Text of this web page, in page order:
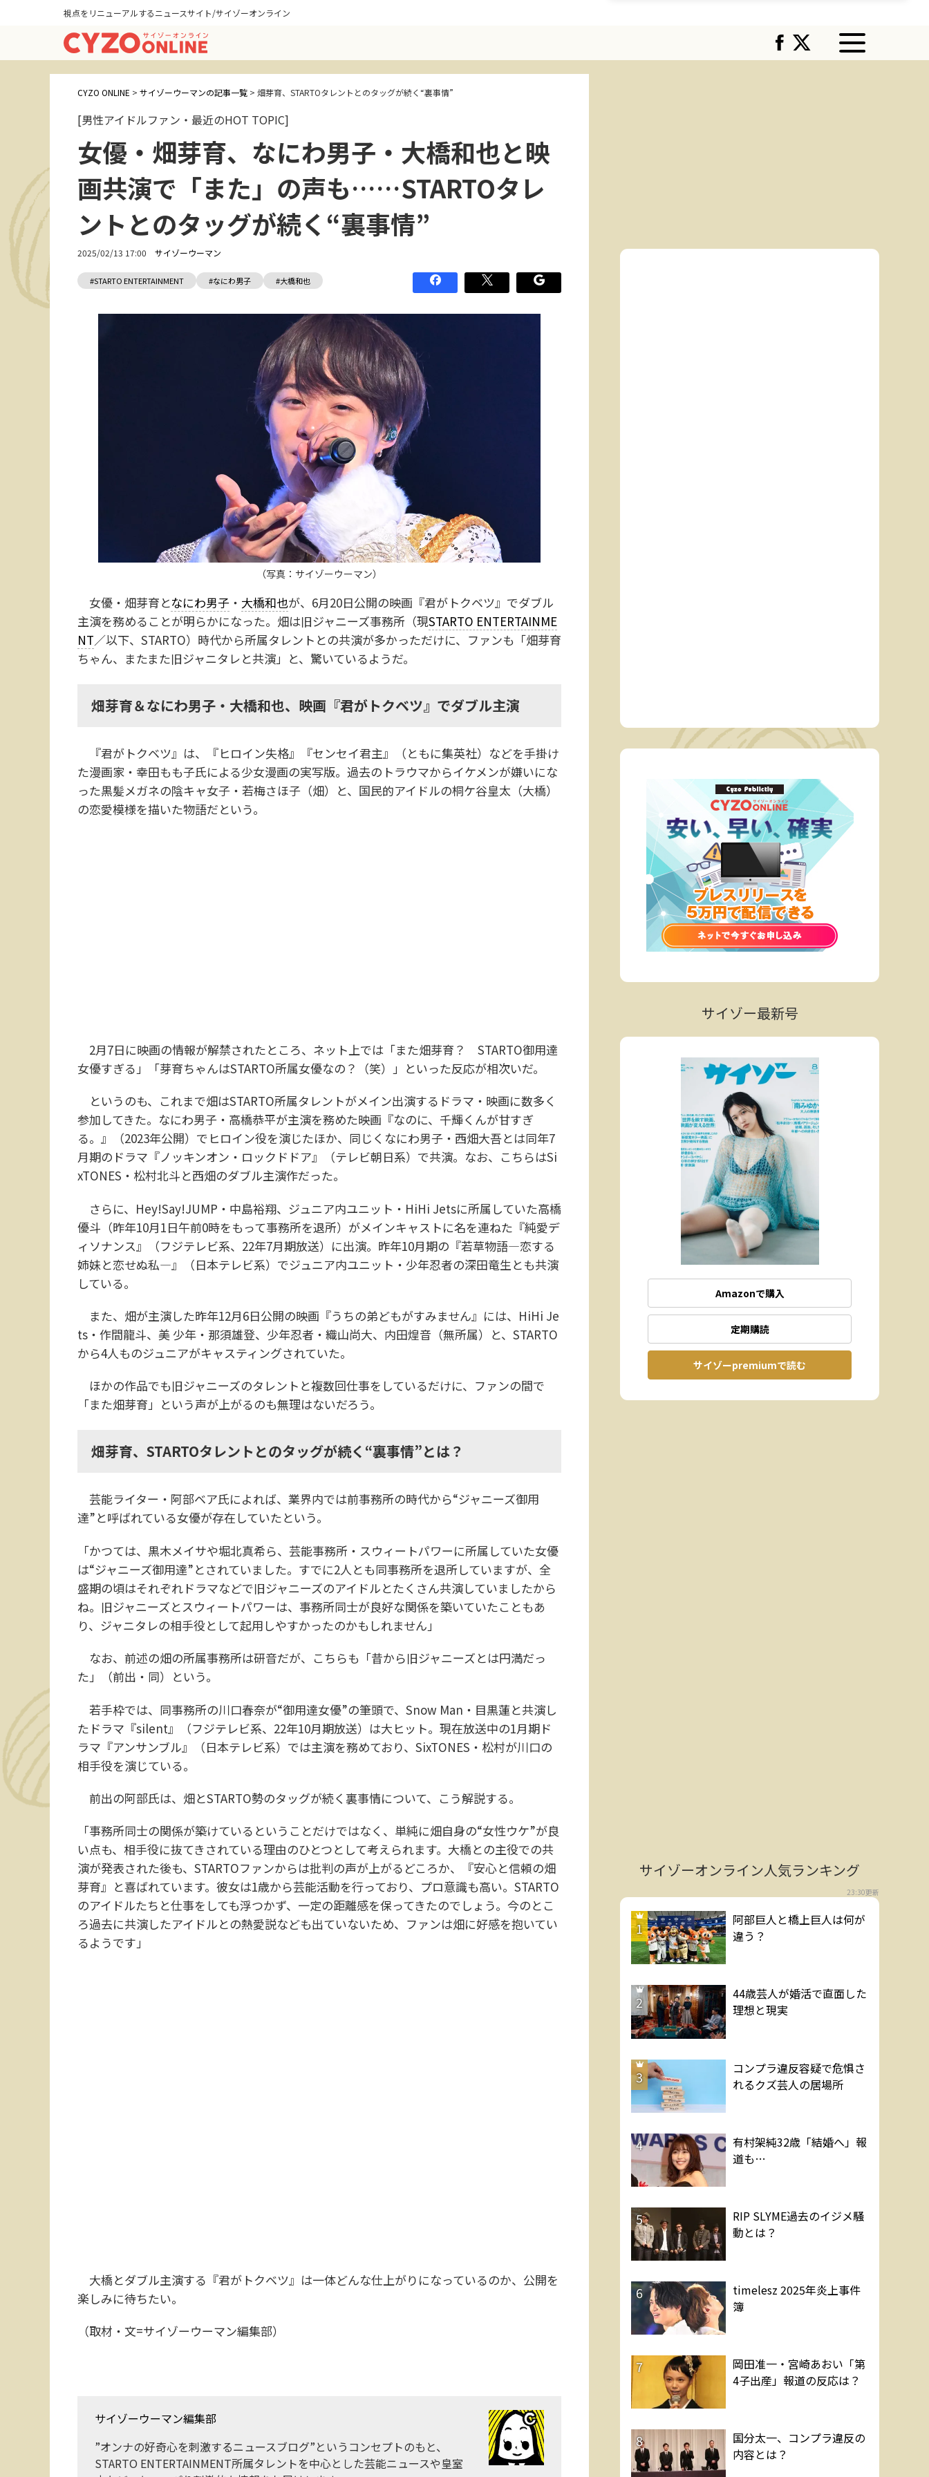
視点をリニューアルするニュースサイト/サイゾーオンライン
CYZO ONLINE > サイゾーウーマンの記事一覧 > 畑芽育、STARTOタレントとのタッグが続く“裏事情”
[男性アイドルファン・最近のHOT TOPIC]
女優・畑芽育、なにわ男子・大橋和也と映
画共演で「また」の声も……STARTOタレ
ントとのタッグが続く“裏事情”
2025/02/13 17:00 サイゾーウーマン
#STARTO ENTERTAINMENT #なにわ男子 #大橋和也
（写真：サイゾーウーマン）
女優・畑芽育となにわ男子 ・ 大橋和也が、6月20日公開の映画『君がトクベツ』でダブル
主演を務めることが明らかになった。畑は旧ジャニーズ事務所（現STARTO ENTERTAINME
NT／以下、STARTO）時代から所属タレントとの共演が多かっただけに、ファンも「畑芽育
ちゃん、またまた旧ジャニタレと共演」と、驚いているようだ。
畑芽育＆なにわ男子・大橋和也、映画『君がトクベツ』でダブル主演
『君がトクベツ』は、『ヒロイン失格』『センセイ君主』（ともに集英社）などを手掛け
た漫画家・幸田もも子氏による少女漫画の実写版。過去のトラウマからイケメンが嫌いにな
った黒髪メガネの陰キャ女子・若梅さほ子（畑）と、国民的アイドルの桐ケ谷皇太（大橋）
の恋愛模様を描いた物語だという。
2月7日に映画の情報が解禁されたところ、ネット上では「また畑芽育？ STARTO御用達
女優すぎる」「芽育ちゃんはSTARTO所属女優なの？（笑）」といった反応が相次いだ。
というのも、これまで畑はSTARTO所属タレントがメイン出演するドラマ・映画に数多く
参加してきた。なにわ男子・高橋恭平が主演を務めた映画『なのに、千輝くんが甘すぎ
る。』（2023年公開）でヒロイン役を演じたほか、同じくなにわ男子・西畑大吾とは同年7
月期のドラマ『ノッキンオン・ロックドドア』（テレビ朝日系）で共演。なお、こちらはSi
xTONES・松村北斗と西畑のダブル主演作だった。
さらに、Hey!Say!JUMP・中島裕翔、ジュニア内ユニット・HiHi Jetsに所属していた高橋
優斗（昨年10月1日午前0時をもって事務所を退所）がメインキャストに名を連ねた『純愛デ
ィソナンス』（フジテレビ系、22年7月期放送）に出演。昨年10月期の『若草物語―恋する
姉妹と恋せぬ私―』（日本テレビ系）でジュニア内ユニット・少年忍者の深田竜生とも共演
している。
また、畑が主演した昨年12月6日公開の映画『うちの弟どもがすみません』には、HiHi Je
ts・作間龍斗、美 少年・那須雄登、少年忍者・織山尚大、内田煌音（無所属）と、STARTO
から4人ものジュニアがキャスティングされていた。
ほかの作品でも旧ジャニーズのタレントと複数回仕事をしているだけに、ファンの間で
「また畑芽育」という声が上がるのも無理はないだろう。
畑芽育、STARTOタレントとのタッグが続く“裏事情”とは？
芸能ライター・阿部ベア氏によれば、業界内では前事務所の時代から“ジャニーズ御用
達”と呼ばれている女優が存在していたという。
「かつては、黒木メイサや堀北真希ら、芸能事務所・スウィートパワーに所属していた女優
は“ジャニーズ御用達”とされていました。すでに2人とも同事務所を退所していますが、全
盛期の頃はそれぞれドラマなどで旧ジャニーズのアイドルとたくさん共演していましたから
ね。旧ジャニーズとスウィートパワーは、事務所同士が良好な関係を築いていたこともあ
り、ジャニタレの相手役として起用しやすかったのかもしれません」
なお、前述の畑の所属事務所は研音だが、こちらも「昔から旧ジャニーズとは円満だっ
た」（前出・同）という。
若手枠では、同事務所の川口春奈が“御用達女優”の筆頭で、Snow Man・目黒蓮と共演し
たドラマ『silent』（フジテレビ系、22年10月期放送）は大ヒット。現在放送中の1月期ド
ラマ『アンサンブル』（日本テレビ系）では主演を務めており、SixTONES・松村が川口の
相手役を演じている。
前出の阿部氏は、畑とSTARTO勢のタッグが続く裏事情について、こう解説する。
「事務所同士の関係が築けているということだけではなく、単純に畑自身の“女性ウケ”が良
い点も、相手役に抜てきされている理由のひとつとして考えられます。大橋との主役での共
演が発表された後も、STARTOファンからは批判の声が上がるどころか、『安心と信頼の畑
芽育』と喜ばれています。彼女は1歳から芸能活動を行っており、プロ意識も高い。STARTO
のアイドルたちと仕事をしても浮つかず、一定の距離感を保ってきたのでしょう。今のとこ
ろ過去に共演したアイドルとの熱愛説なども出ていないため、ファンは畑に好感を抱いてい
るようです」
大橋とダブル主演する『君がトクベツ』は一体どんな仕上がりになっているのか、公開を
楽しみに待ちたい。
（取材・文=サイゾーウーマン編集部）
サイゾーウーマン編集部
”オンナの好奇心を刺激するニュースブログ”というコンセプトのもと、
STARTO ENTERTAINMENT所属タレントを中心とした芸能ニュースや皇室
サイゾー最新号
Amazonで購入
定期購読
サイゾーpremiumで読む
サイゾーオンライン人気ランキング
23:30更新
1
阿部巨人と橋上巨人は何が
違う？
2
44歳芸人が婚活で直面した
理想と現実
3
コンプラ違反容疑で危惧さ
れるクズ芸人の居場所
4
有村架純32歳「結婚へ」報
道も…
5
RIP SLYME過去のイジメ騒
動とは？
6
timelesz 2025年炎上事件
簿
7
岡田准一・宮崎あおい「第
4子出産」報道の反応は？
8
国分太一、コンプラ違反の
内容とは？